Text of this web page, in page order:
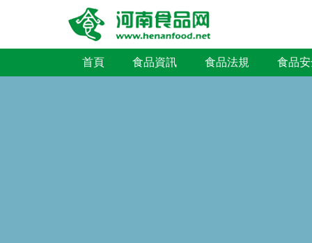
首頁 食品資訊 食品法規 食品